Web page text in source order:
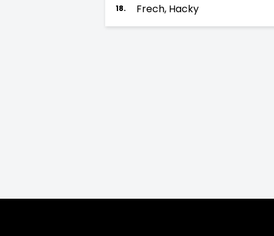
18. Frech, Hacky